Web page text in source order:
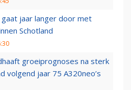
gaat jaar langer door met
Schotland
groeiprognoses na sterk
volgend jaar 75 A320neo’s